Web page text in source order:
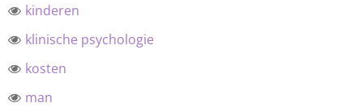
kinderen
klinische psychologie
kosten
man